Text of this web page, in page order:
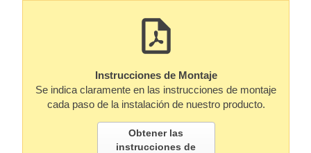
Instrucciones de Montaje
Se indica claramente en las instrucciones de montaje
cada paso de la instalación de nuestro producto.
Obtener las
instrucciones de